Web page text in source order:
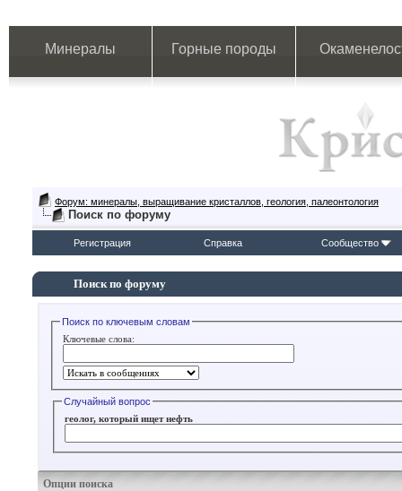
Минералы Горные породы
Форум: минералы, выращивание кристаллов, геология, палеонтология
Поиск по форуму
Регистрация Справка Сообщество
Поиск по форуму
Поиск по ключевым словам
Ключевые слова:
Случайный вопрос
геолог, который ищет нефть
Опции поиска